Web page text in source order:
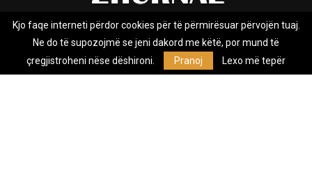
Rreth nesh Impresumi Marketing
Privacy Policy
Zhurnal.mk është Agjenci e Lajmeve e pavarur, e themeluar në vitin
Kjo faqe interneti përdor cookies për të përmirësuar përvojën tuaj.
Ne do të supozojmë se jeni dakord me këtë, por mund të
çregjistroheni nëse dëshironi.
Pranoj Lexo më tepër